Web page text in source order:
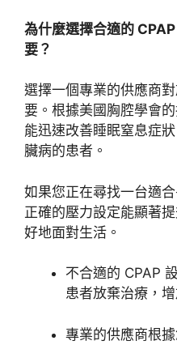
為什麼選擇合適的
要？
選擇一個專業的供應商
要。根據美國胸腔學會
能迅速改善睡眠窒息症
臟病的患者。
如果您正在尋找一台適
正確的壓力設定能顯著
好地面對生活。
不合適的 CPAP
患者放棄治療，
專業的供應商根